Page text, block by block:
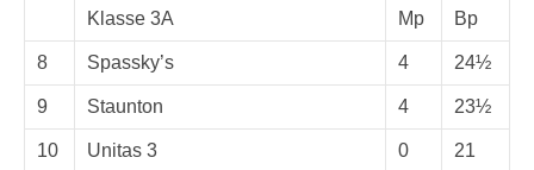
Klasse 3A Mp Bp
8 Spassky’s 4 24½
9 Staunton 4 23½
10 Unitas 3 0 21